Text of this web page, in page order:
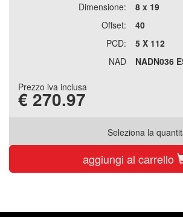
Dimensione:
8 x 19
Offset:
40
PCD:
5 X 112
NAD
NADN036
Prezzo iva inclusa
€ 270.97
Seleziona la
aggiungi al carrello